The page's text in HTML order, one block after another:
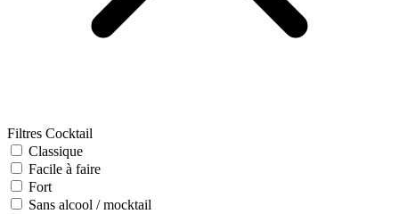
Filtres Cocktail
Classique
Facile à faire
Fort
Sans alcool / mocktail